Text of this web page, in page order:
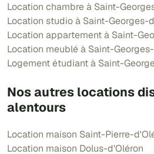
Location chambre à Saint-
Location studio à Saint-Georges-
Location appartement à Saint-
Location meublé à Saint-
Logement étudiant à Saint-
Nos autres locations
alentours
Location maison Saint-Pierre-
Location maison Dolus-d'Oléron